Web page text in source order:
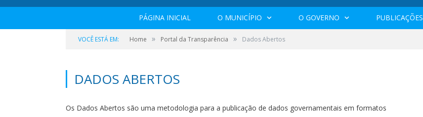
PÁGINA INICIAL O MUNICÍPIO O GOVERNO PUBLICAÇÕES
VOCÊ ESTÁ EM: Home » Portal da Transparência » Dados Abertos
DADOS ABERTOS
Os Dados Abertos são uma metodologia para a publicação de dados governamentais em formatos